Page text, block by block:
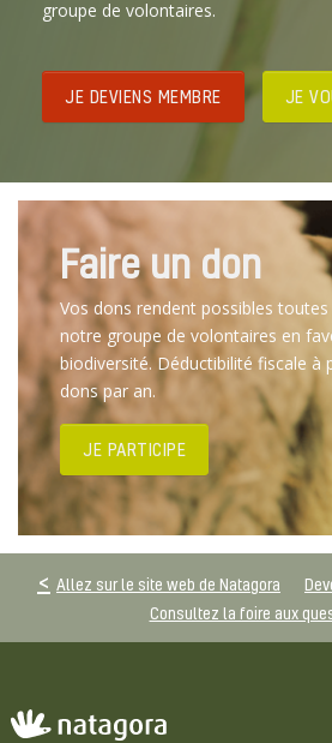
groupe de volontaires.
JE DEVIENS MEMBRE JE
Faire un don
Vos dons rendent possibles
notre groupe de volontaires en
biodiversité. Déductibilité fiscale à
dons par an.
JE PARTICIPE
Allez sur le site web de Natagora
Consultez la foire aux